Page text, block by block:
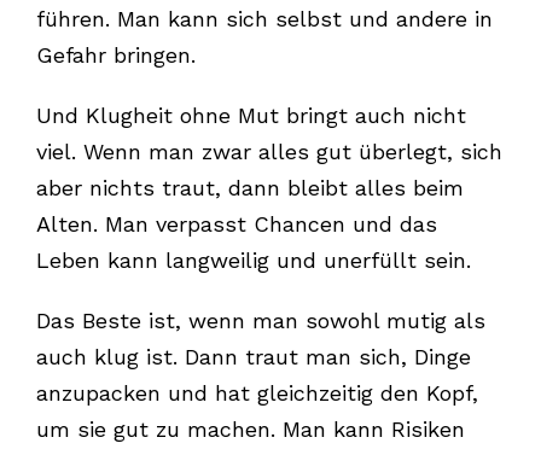
führen. Man kann sich selbst und andere in
Gefahr bringen.
Und Klugheit ohne Mut bringt auch nicht
viel. Wenn man zwar alles gut überlegt, sich
aber nichts traut, dann bleibt alles beim
Alten. Man verpasst Chancen und das
Leben kann langweilig und unerfüllt sein.
Das Beste ist, wenn man sowohl mutig als
auch klug ist. Dann traut man sich, Dinge
anzupacken und hat gleichzeitig den Kopf,
um sie gut zu machen. Man kann Risiken